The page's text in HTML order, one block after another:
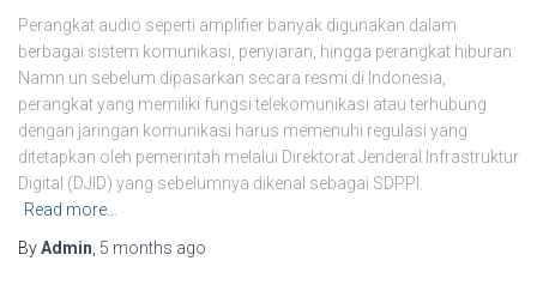
Perangkat audio seperti amplifier banyak digunakan dalam
berbagai sistem komunikasi, penyiaran, hingga perangkat hiburan.
Namn un sebelum dipasarkan secara resmi di Indonesia,
perangkat yang memiliki fungsi telekomunikasi atau terhubung
dengan jaringan komunikasi harus memenuhi regulasi yang
ditetapkan oleh pemerintah melalui Direktorat Jenderal Infrastruktur
Digital (DJID) yang sebelumnya dikenal sebagai SDPPI.
Read more…
ByAdmin 5 months ago